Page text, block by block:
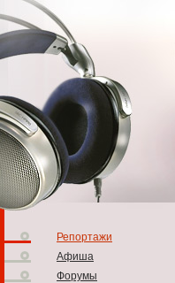
Репортажи
Афиша
Форумы